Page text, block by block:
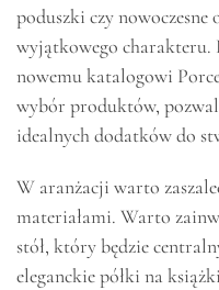
poduszki czy
wyjątkowego charakteru.
nowemu katalogowi
wybór produktów,
idealnych dodatków do
W aranżacji warto
materiałami. Warto
stół, który będzie
eleganckie półki na